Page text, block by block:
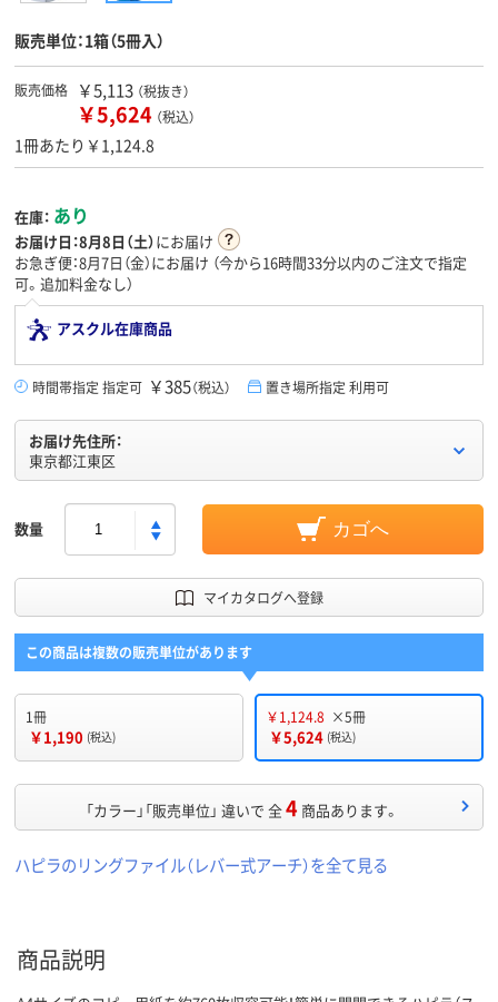
販売単位：1箱（5冊入）
販売価格 ￥5,113 （税抜き）
￥5,624 （税込）
1冊あたり￥1,124.8
在庫： あり
お届け日：8月8日（土）にお届け
お急ぎ便：8月7日（金）にお届け （今から16時間33分以内のご注文で指定
可。追加料金なし）
アスクル在庫商品
時間帯指定 指定可 ￥385（税込） 置き場所指定 利用可
お届け先住所：
東京都江東区
数量 カゴへ
マイカタログへ登録
この商品は複数の販売単位があります
1冊
￥1,190 (税込)
￥1,124.8 ×5冊
￥5,624 (税込)
「カラー」「販売単位」 違いで 全4 商品あります。
ハピラのリングファイル（レバー式アーチ）を全て見る
商品説明